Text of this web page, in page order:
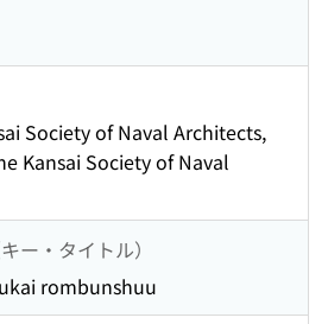
Society of Naval Architects,
Kansai Society of Naval
ー・タイトル）
rombunshuu